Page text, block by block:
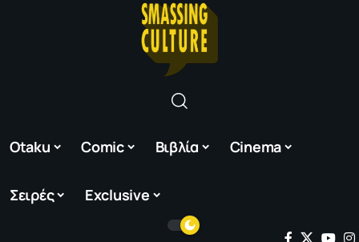
Otaku Comic Βιβλία Cinema
Σειρές Exclusive